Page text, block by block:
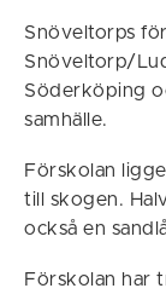
Snöveltorps
Snöveltorp/
Söderköping
samhälle.
Förskolan
till skogen.
också en
Förskolan har